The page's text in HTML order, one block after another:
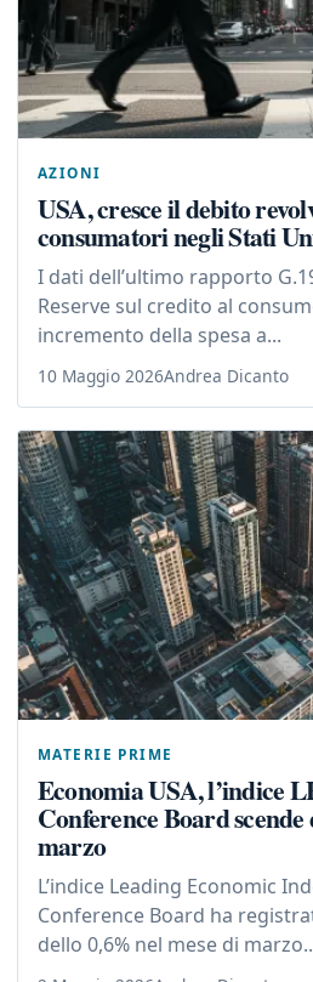
AZIONI
USA, cresce il debito
consumatori negli Stati
I dati dell’ultimo rapporto
Reserve sul credito al
incremento della spesa a...
10 Maggio 2026Andrea Dicanto
MATERIE PRIME
Economia USA, l’indice
Conference Board
marzo
L’indice Leading Economic
Conference Board ha
dello 0,6% nel mese di